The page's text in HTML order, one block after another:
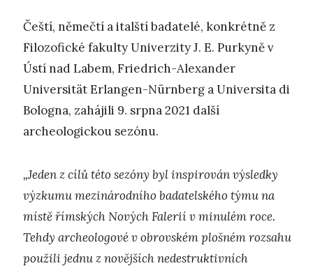
Čeští, němečtí a italští badatelé, konkrétně z
Filozofické fakulty Univerzity J. E. Purkyně v
Ústí nad Labem, Friedrich-Alexander
Universität Erlangen-Nürnberg a Universita di
Bologna, zahájili 9. srpna 2021 další
archeologickou sezónu.
„Jeden z cílů této sezóny byl inspirován výsledky
výzkumu mezinárodního badatelského týmu na
místě římských Nových Falerií v minulém roce.
Tehdy archeologové v obrovském plošném rozsahu
použili jednu z novějších nedestruktivních